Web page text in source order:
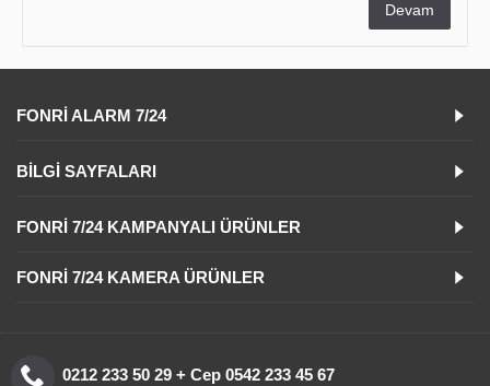
Devam
FONRI ALARM 7/24
BILGI SAYFALARI
FONRI 7/24 KAMPANYALI ÜRÜNLER
FONRI 7/24 KAMERA ÜRÜNLER
0212 233 50 29 + Cep 0542 233 45 67